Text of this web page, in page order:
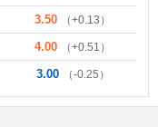
3.50 （+0.13）
4.00 （+0.51）
3.00 （-0.25）